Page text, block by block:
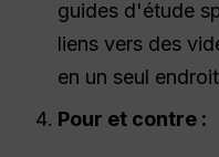
guides d'étude
liens vers des
en un seul
Pour et contre :